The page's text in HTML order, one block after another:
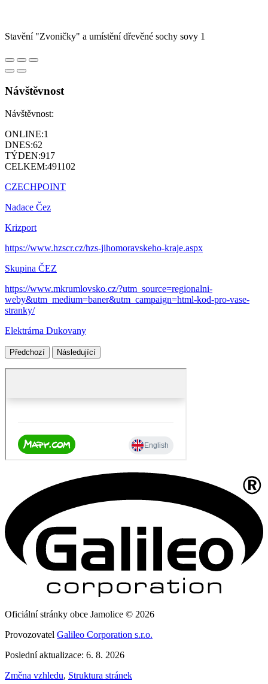
Stavění "Zvoničky" a umístění dřevěné sochy sovy 1
Návštěvnost
Návštěvnost:
ONLINE:1
DNES:62
TÝDEN:917
CELKEM:491102
CZECHPOINT
Nadace Čez
Krizport
https://www.hzscr.cz/hzs-jihomoravskeho-kraje.aspx
Skupina ČEZ
https://www.mkrumlovsko.cz/?utm_source=regionalni-
weby&utm_medium=baner&utm_campaign=html-kod-pro-vase-
stranky/
Elektrárna Dukovany
Předchozí Následující
Oficiální stránky obce Jamolice © 2026
Provozovatel Galileo Corporation s.r.o.
Poslední aktualizace: 6. 8. 2026
Změna vzhledu, Struktura stránek